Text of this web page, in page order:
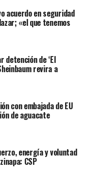
en el Hospital
acuerdo en seguridad
«el que tenemos
de ‘El
revira a
con embajada de EU
de aguacate
energía y voluntad
CSP